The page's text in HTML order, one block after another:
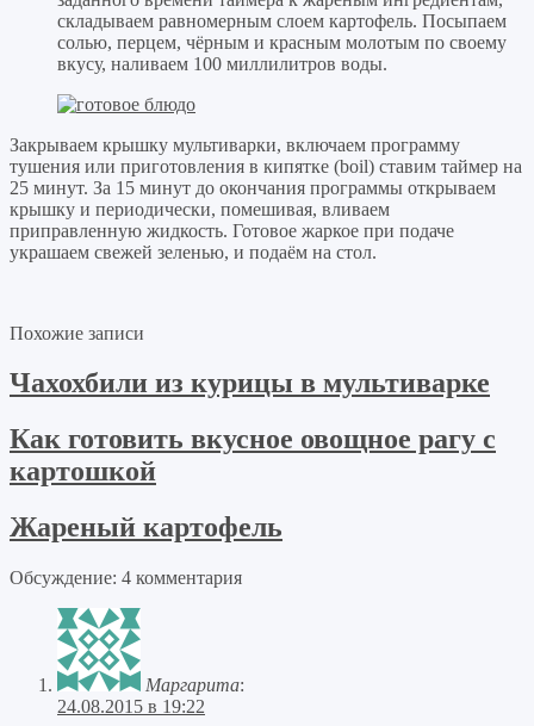
складываем равномерным слоем картофель. Посыпаем
солью, перцем, чёрным и красным молотым по своему
вкусу, наливаем 100 миллилитров воды.
Закрываем крышку мультиварки, включаем программу
тушения или приготовления в кипятке (boil) ставим таймер на
25 минут. За 15 минут до окончания программы открываем
крышку и периодически, помешивая, вливаем
приправленную жидкость. Готовое жаркое при подаче
украшаем свежей зеленью, и подаём на стол.
Похожие записи
Чахохбили из курицы в мультиварке
Как готовить вкусное овощное рагу с
картошкой
Жареный картофель
Обсуждение: 4 комментария
Маргарита:
24.08.2015 в 19:22